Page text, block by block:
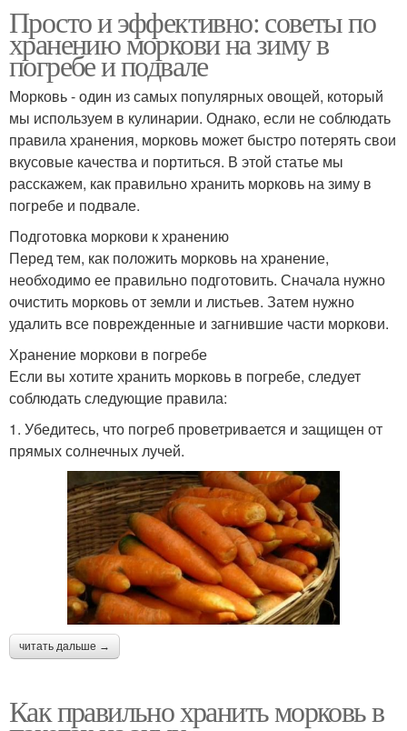
Просто и эффективно: советы по
хранению моркови на зиму в
погребе и подвале
Морковь - один из самых популярных овощей, который
мы используем в кулинарии. Однако, если не соблюдать
правила хранения, морковь может быстро потерять свои
вкусовые качества и портиться. В этой статье мы
расскажем, как правильно хранить морковь на зиму в
погребе и подвале.
Подготовка моркови к хранению
Перед тем, как положить морковь на хранение,
необходимо ее правильно подготовить. Сначала нужно
очистить морковь от земли и листьев. Затем нужно
удалить все поврежденные и загнившие части моркови.
Хранение моркови в погребе
Если вы хотите хранить морковь в погребе, следует
соблюдать следующие правила:
1. Убедитесь, что погреб проветривается и защищен от
прямых солнечных лучей.
читать дальше →
Как правильно хранить морковь в